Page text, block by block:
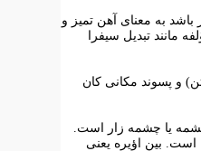
باشد به معنای آهن تمیز و
مانند تبدیل سیفرا
و پسوند مکانی کان
یا چشمه زار است.
است. بین اؤیره یعنی